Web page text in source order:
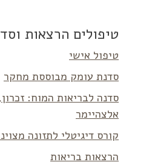
טיפולים הרצאות
טיפול אישי
סדנת עומק מבוססת מחקר
סדנה לבריאות המוח:
אלצהיימר
קורס דיגיטלי לתזונה
הרצאות בריאות